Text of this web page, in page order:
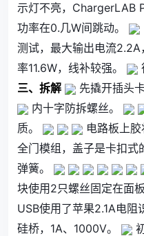
示灯不亮， ChargerLAB
功率在0.几W间跳动。
测试，最大输出电流
率11.6W，线补较强。
三、拆解
先撬开插头
内十字防拆螺丝。
质。
电路板上
全门模组，盖子是卡扣式
弹簧。
块使用2只螺丝固定在面
USB使用了苹果2.1A电阻
硅桥，1A、1000V。